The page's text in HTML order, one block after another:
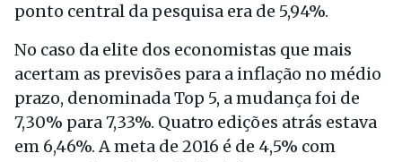
ponto central da pesquisa era de 5,94%.
No caso da elite dos economistas que mais
acertam as previsões para a inflação no médio
prazo, denominada Top 5, a mudança foi de
7,30% para 7,33%. Quatro edições atrás estava
em 6,46%. A meta de 2016 é de 4,5% com